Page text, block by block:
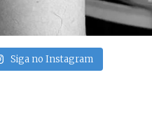
Siga no Instagram